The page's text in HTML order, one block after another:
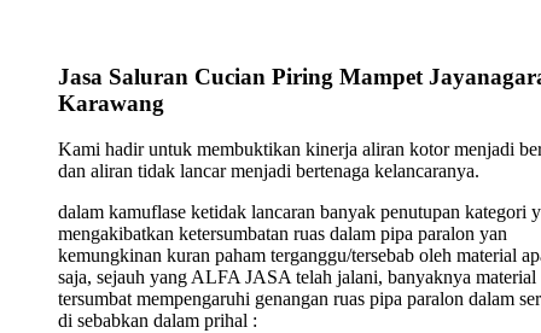
Jasa Saluran Cucian Piring Mampet
Karawang
Kami hadir untuk membuktikan kinerja aliran kotor menjadi
dan aliran tidak lancar menjadi bertenaga kelancaranya.
dalam kamuflase ketidak lancaran banyak penutupan kategori
mengakibatkan ketersumbatan ruas dalam pipa paralon yan
kemungkinan kuran paham terganggu/tersebab oleh material
saja, sejauh yang ALFA JASA telah jalani, banyaknya material
tersumbat mempengaruhi genangan ruas pipa paralon dalam
di sebabkan dalam prihal :